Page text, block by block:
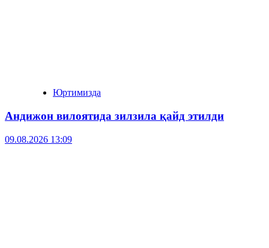
Юртимизда
Андижон вилоятида зилзила қайд этилди
09.08.2026 13:09